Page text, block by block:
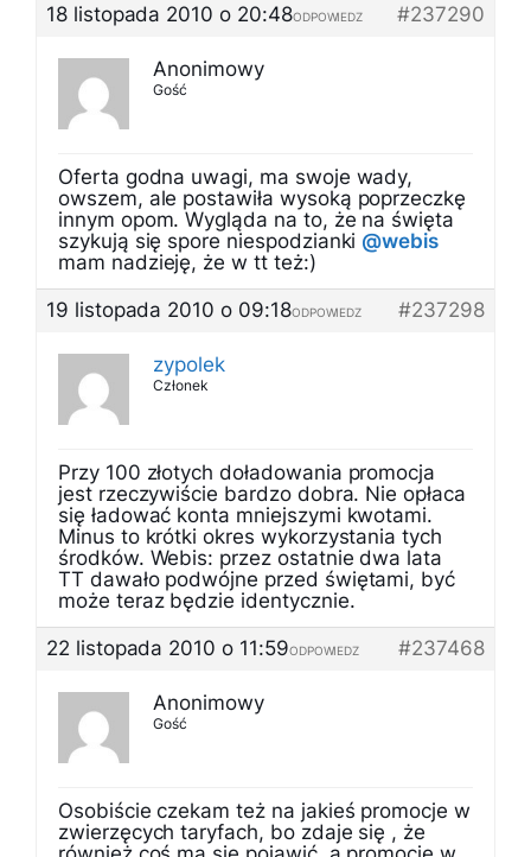
18 listopada 2010 o 20:48
#237290
ODPOWIEDZ
Anonimowy
Gość
Oferta godna uwagi, ma swoje wady,
owszem, ale postawiła wysoką poprzeczkę
innym opom. Wygląda na to, że na święta
szykują się spore niespodzianki @webis
mam nadzieję, że w tt też:)
19 listopada 2010 o 09:18
#237298
ODPOWIEDZ
zypolek
Członek
Przy 100 złotych doładowania promocja
jest rzeczywiście bardzo dobra. Nie opłaca
się ładować konta mniejszymi kwotami.
Minus to krótki okres wykorzystania tych
środków. Webis: przez ostatnie dwa lata
TT dawało podwójne przed świętami, być
może teraz będzie identycznie.
22 listopada 2010 o 11:59
#237468
ODPOWIEDZ
Anonimowy
Gość
Osobiście czekam też na jakieś promocje w
zwierzęcych taryfach, bo zdaje się , że